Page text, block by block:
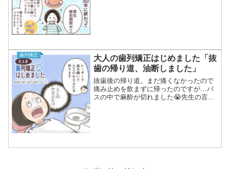
歯列矯正
大人の歯列矯正はじめました「抜
歯の帰り道、油断しました」
抜歯後の帰り道。まだ痛くなかったので
痛み止めを飲まずに帰ったのですが…バ
スの中で麻酔が切れました😭先生の言う